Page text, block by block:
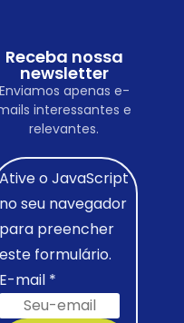
Receba nossa
newsletter
Enviamos apenas e-
interessantes e
relevantes.
Ative o JavaScript
no seu navegador
para preencher
este formulário.
E-mail *